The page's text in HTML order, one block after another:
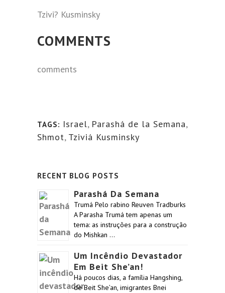
Tzivi? Kusminsky
COMMENTS
comments
TAGS: Israel, Parashá de la Semana,
Shmot, Tziviá Kusminsky
RECENT BLOG POSTS
Parashá Da Semana
Trumá Pelo rabino Reuven Tradburks
A Parasha Trumá tem apenas um
tema: as instruções para a construção
do Mishkan …
Um Incêndio Devastador
Em Beit She’an!
Há poucos dias, a família Hangshing,
de Beit She’an, imigrantes Bnei